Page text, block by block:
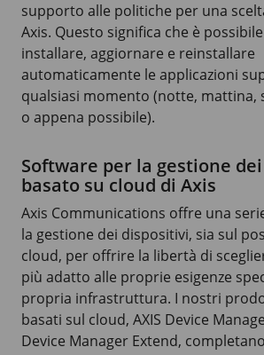
supporto alle politiche per una
Axis. Questo significa che è
installare, aggiornare e reinstallare
automaticamente le applicazioni
qualsiasi momento (notte, mattina,
o appena possibile).
Software per la gestione
basato su cloud di Axis
Axis Communications offre una
la gestione dei dispositivi, sia sul
cloud, per offrire la libertà di
più adatto alle proprie esigenze
propria infrastruttura. I nostri
basati sul cloud, AXIS Device
Device Manager Extend,